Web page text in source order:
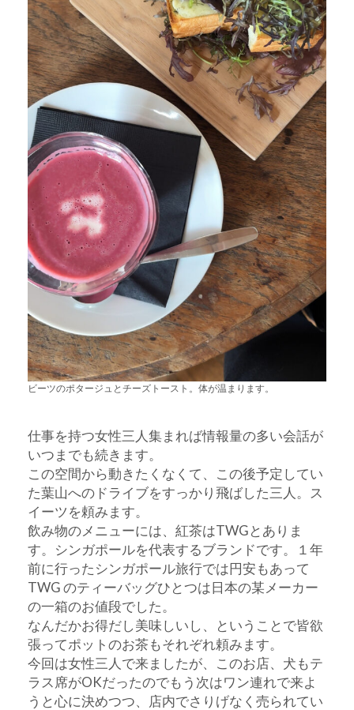
ビーツのポタージュとチーズトースト。体が温まります。
仕事を持つ女性三人集まれば情報量の多い会話が
いつまでも続きます。
この空間から動きたくなくて、この後予定してい
た葉山へのドライブをすっかり飛ばした三人。ス
イーツを頼みます。
飲み物のメニューには、紅茶はTWGとありま
す。シンガポールを代表するブランドです。１年
前に行ったシンガポール旅行では円安もあって
TWG のティーバッグひとつは日本の某メーカー
の一箱のお値段でした。
なんだかお得だし美味しいし、ということで皆欲
張ってポットのお茶もそれぞれ頼みます。
今回は女性三人で来ましたが、このお店、犬もテ
ラス席がOKだったのでもう次はワン連れで来よ
うと心に決めつつ、店内でさりげなく売られてい